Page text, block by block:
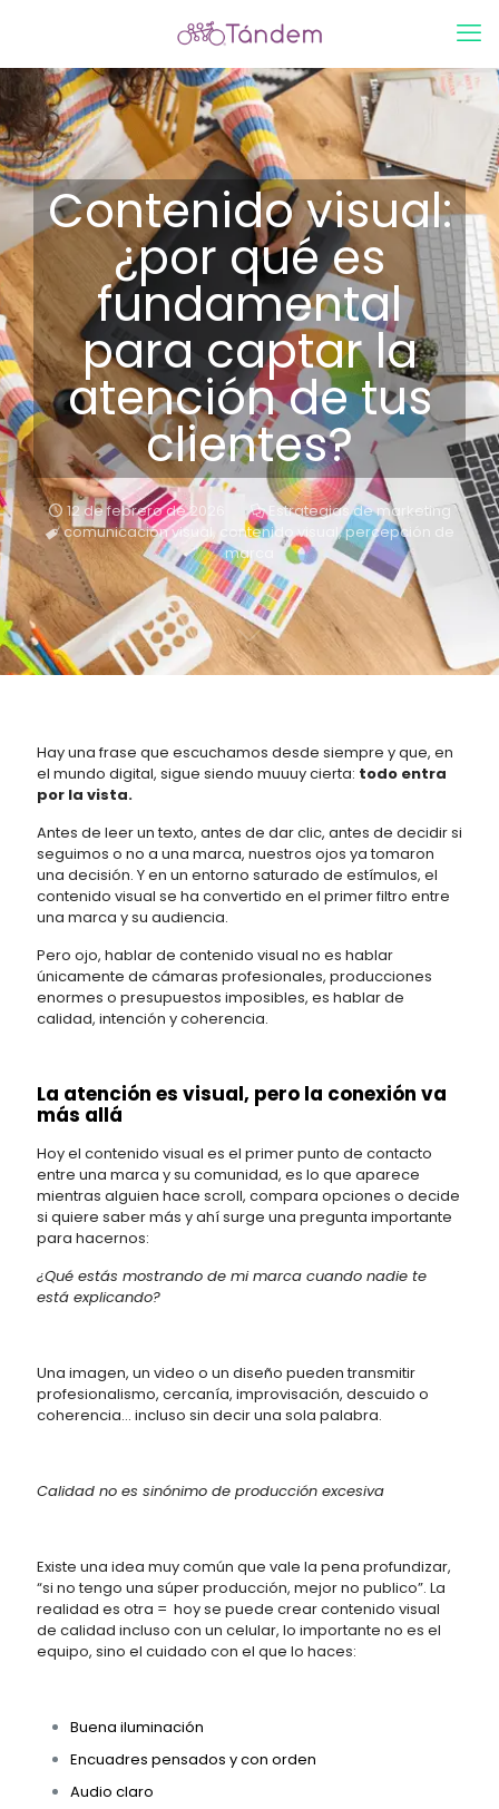
Contenido visual:
¿por qué es
fundamental
para captar la
atención de tus
clientes?
12 de febrero de 2026
Estrategias de marketing
comunicación visual
contenido visual,percepción de
marca
Hay una frase que escuchamos desde siempre y que, en
el mundo digital, sigue siendo muuuy cierta: todo entra
por la vista.
Antes de leer un texto, antes de dar clic, antes de decidir si
seguimos o no a una marca, nuestros ojos ya tomaron
una decisión. Y en un entorno saturado de estímulos, el
contenido visual se ha convertido en el primer filtro entre
una marca y su audiencia.
Pero ojo, hablar de contenido visual no es hablar
únicamente de cámaras profesionales, producciones
enormes o presupuestos imposibles, es hablar de
calidad, intención y coherencia.
La atención es visual, pero la conexión va
más allá
Hoy el contenido visual es el primer punto de contacto
entre una marca y su comunidad, es lo que aparece
mientras alguien hace scroll, compara opciones o decide
si quiere saber más y ahí surge una pregunta importante
para hacernos:
¿Qué estás mostrando de mi marca cuando nadie te
está explicando?
Una imagen, un video o un diseño pueden transmitir
profesionalismo, cercanía, improvisación, descuido o
coherencia… incluso sin decir una sola palabra.
Calidad no es sinónimo de producción excesiva
Existe una idea muy común que vale la pena profundizar,
“si no tengo una súper producción, mejor no publico”. La
realidad es otra = hoy se puede crear contenido visual
de calidad incluso con un celular, lo importante no es el
equipo, sino el cuidado con el que lo haces:
Buena iluminación
Encuadres pensados y con orden
Audio claro